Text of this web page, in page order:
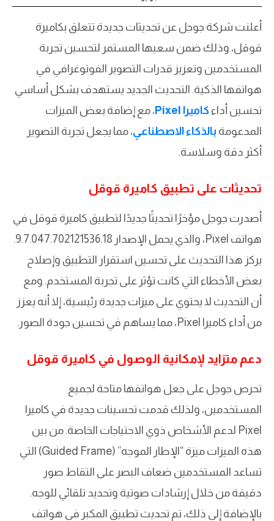
أعلنت شركة جوجل عن تحديثات جديدة تتعلق بكاميرة
قوقل، وذلك ضمن سعيها المستمر لتحسين تجربة
المستخدمين وتعزيز قدرات التصوير الفوتوغرافي في
هواتفها الذكية. التحديث الجديد يستهدف بشكل أساسي
تحسين أداء كاميرا Pixel
، مع إضافة بعض الميزات
المدعومة بالذكاء الاصطناعي، مما يجعل تجربة التصوير
أكثر دقة وسلاسة.
تحديثات على تطبيق كاميرة قوقل
أصدرت جوجل مؤخرًا تحديثًا جديدًا لتطبيق كاميرة قوقل في
هواتف Pixel، والذي يحمل الإصدار 9.7.047.702121536.18.
يركز هذا التحديث على تحسين استقرار التطبيق وإصلاح
بعض الأخطاء التي كانت تؤثر على تجربة المستخدم. ومع
أن التحديث لا يحتوي على ميزات جديدة رئيسية، إلا أنه يعزز
من أداء كاميرا Pixel، مما يساهم في تحسين جودة الصور.
دعم متزايد لإمكانية الوصول في كاميرة قوقل
تحرص جوجل على جعل هواتفها متاحة لجميع
المستخدمين، ولذلك قدمت تحسينات جديدة في كاميرا
Pixel لدعم الأشخاص ذوي الاحتياجات الخاصة. من بين
هذه الميزات ميزة “الإطار الموجه” (Guided Frame) التي
تساعد المستخدمين ضعاف البصر على التقاط صور
دقيقة من خلال إرشادات صوتية وتحديد تلقائي للوجه.
بالإضافة إلى ذلك، تم تحديث تطبيق المكبر في هواتف